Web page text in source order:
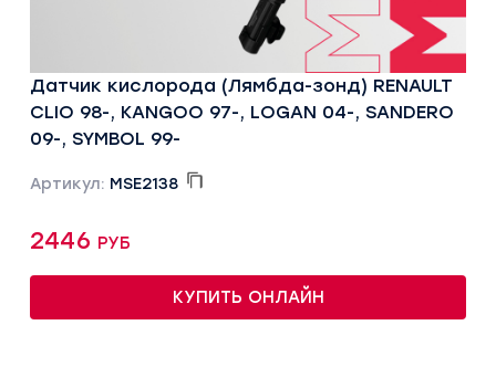
Датчик кислорода (Лямбда-зонд) RENAULT
CLIO 98-, KANGOO 97-, LOGAN 04-, SANDERO
09-, SYMBOL 99-
Артикул: MSE2138
2446 руб
КУПИТЬ ОНЛАЙН